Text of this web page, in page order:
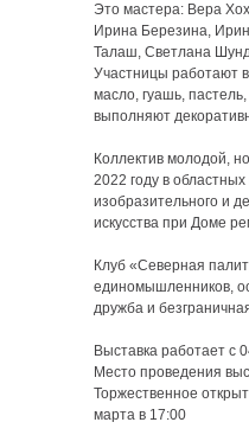
Это мастера: Вера
Ирина Березина,
Талаш, Светлана
Участницы работают
масло, гуашь,
выполняют
Коллектив молодой,
2022 году в
изобразительного и
искусства при Доме
Клуб «Северная
единомышленников,
дружба и
Выставка работает с
Место проведения
Торжественное
марта в 17:00